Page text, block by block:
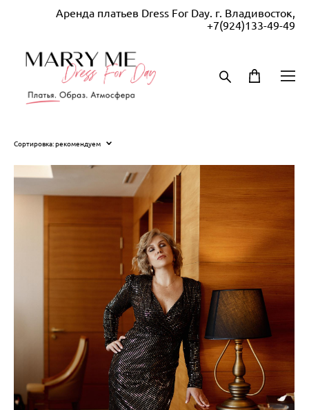
Аренда платьев Dress For Day. г. Владивосток,
+7(924)133-49-49
Сортировка:рекомендуем